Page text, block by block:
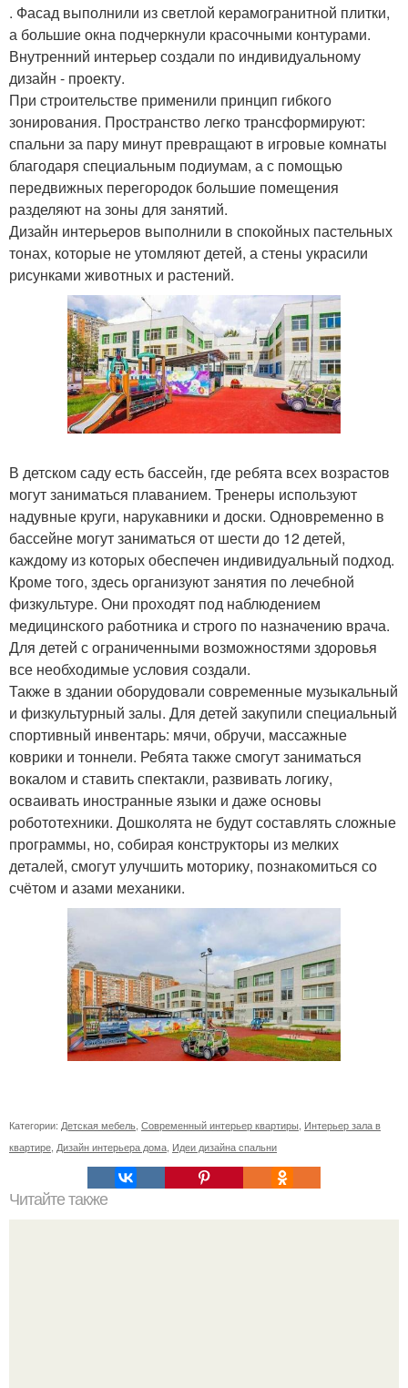
. Фасад выполнили из светлой керамогранитной плитки,
а большие окна подчеркнули красочными контурами.
Внутренний интерьер создали по индивидуальному
дизайн - проекту.
При строительстве применили принцип гибкого
зонирования. Пространство легко трансформируют:
спальни за пару минут превращают в игровые комнаты
благодаря специальным подиумам, а с помощью
передвижных перегородок большие помещения
разделяют на зоны для занятий.
Дизайн интерьеров выполнили в спокойных пастельных
тонах, которые не утомляют детей, а стены украсили
рисунками животных и растений.
В детском саду есть бассейн, где ребята всех возрастов
могут заниматься плаванием. Тренеры используют
надувные круги, нарукавники и доски. Одновременно в
бассейне могут заниматься от шести до 12 детей,
каждому из которых обеспечен индивидуальный подход.
Кроме того, здесь организуют занятия по лечебной
физкультуре. Они проходят под наблюдением
медицинского работника и строго по назначению врача.
Для детей с ограниченными возможностями здоровья
все необходимые условия создали.
Также в здании оборудовали современные музыкальный
и физкультурный залы. Для детей закупили специальный
спортивный инвентарь: мячи, обручи, массажные
коврики и тоннели. Ребята также смогут заниматься
вокалом и ставить спектакли, развивать логику,
осваивать иностранные языки и даже основы
робототехники. Дошколята не будут составлять сложные
программы, но, собирая конструкторы из мелких
деталей, смогут улучшить моторику, познакомиться со
счётом и азами механики.
Категории: Детская мебель Современный интерьер квартиры Интерьер зала в
квартире Дизайн интерьера дома Идеи дизайна спальни
Читайте также